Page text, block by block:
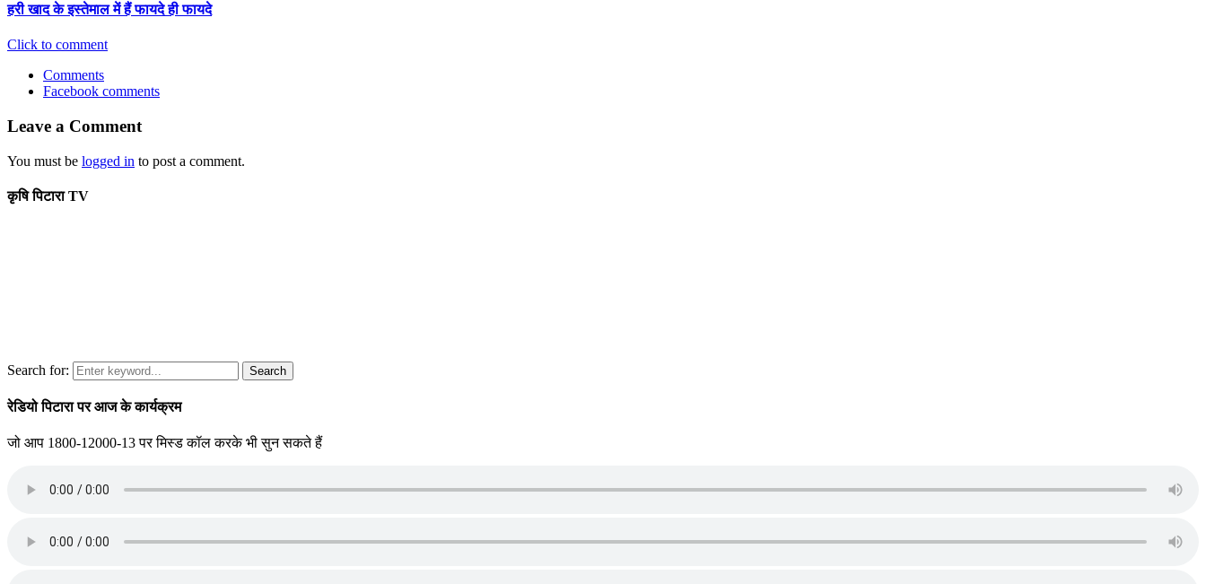
हरी खाद के इस्तेमाल में हैं फायदे ही फायदे
Click to comment
Comments
Facebook comments
Leave a Comment
You must be logged in to post a comment.
कृषि पिटारा TV
Search for: Search
रेडियो पिटारा पर आज के कार्यक्रम
जो आप 1800-12000-13 पर मिस्ड कॉल करके भी सुन सकते हैं